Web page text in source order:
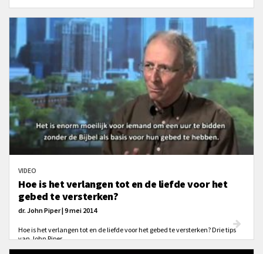
VIDEO
Hoe is het verlangen tot en de liefde voor het
gebed te versterken?
dr. John Piper | 9 mei 2014
Hoe is het verlangen tot en de liefde voor het gebed te versterken? Drie tips
van John Piper.